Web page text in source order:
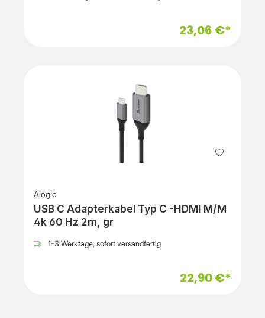
23,06 €*
Alogic
USB C Adapterkabel Typ C -HDMI M/M
4k 60 Hz 2m, gr
1-3 Werktage, sofort versandfertig
22,90 €*